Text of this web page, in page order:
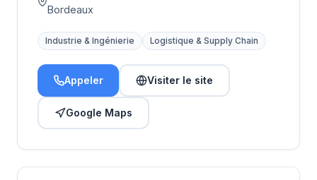
Bordeaux
Industrie & Ingénierie Logistique & Supply Chain
Appeler Visiter le site
Google Maps